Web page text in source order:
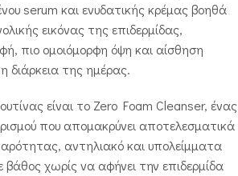
serum και ενυδατικής κρέμας βοηθά
εικόνας της επιδερμίδας,
πιο ομοιόμορφη όψη και αίσθηση
διάρκεια της ημέρας.
είναι το Zero Foam Cleanser, ένας
που απομακρύνει αποτελεσματικά
αντηλιακό και υπολείμματα
βάθος χωρίς να αφήνει την επιδερμίδα